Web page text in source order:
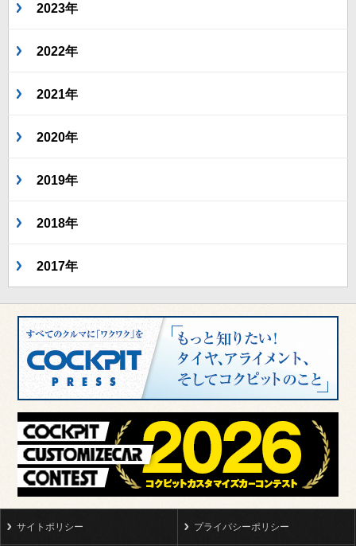
2023年
2022年
2021年
2020年
2019年
2018年
2017年
サイトポリシー プライバシーポリシー